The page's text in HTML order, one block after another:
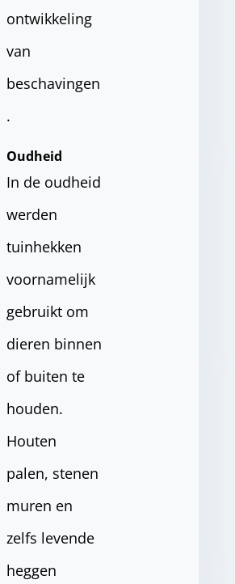
ontwikkeling
van
beschavingen
.
Oudheid
In de oudheid
werden
tuinhekken
voornamelijk
gebruikt om
dieren binnen
of buiten te
houden.
Houten
palen, stenen
muren en
zelfs levende
heggen